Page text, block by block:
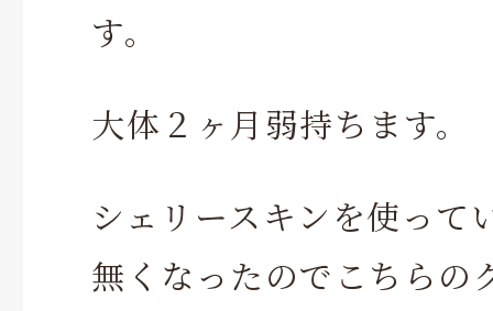
す。
大体２ヶ月弱持ちます。
シェリースキンを使って
無くなったのでこちらの